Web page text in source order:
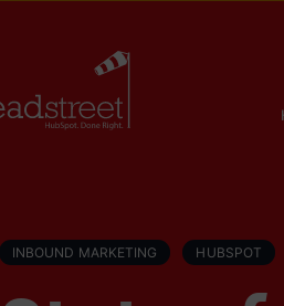
INBOUND MARKETING HUBSPOT